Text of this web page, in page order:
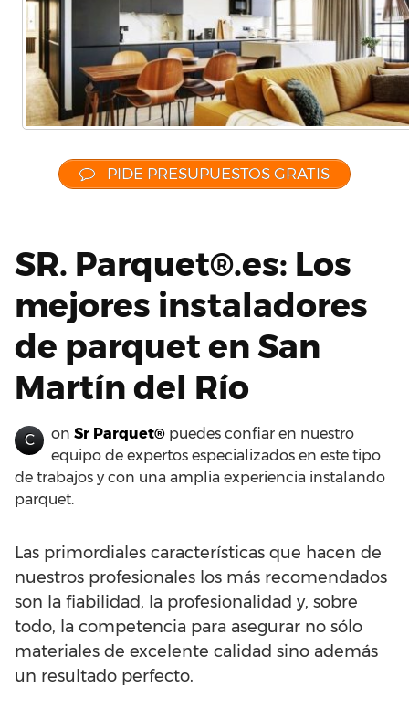
PIDE PRESUPUESTOS GRATIS
SR. Parquet®.es: Los
mejores instaladores
de parquet en San
Martín del Río
C on Sr Parquet® puedes confiar en nuestro
equipo de expertos especializados en este tipo
de trabajos y con una amplia experiencia instalando
parquet.
Las primordiales características que hacen de
nuestros profesionales los más recomendados
son la fiabilidad, la profesionalidad y, sobre
todo, la competencia para asegurar no sólo
materiales de excelente calidad sino además
un resultado perfecto.